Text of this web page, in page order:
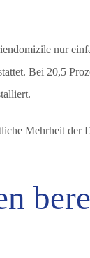
nur
Bei 20,5
Mehrheit der